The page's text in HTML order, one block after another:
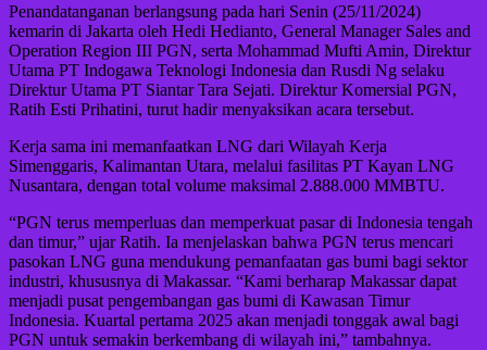
Penandatanganan berlangsung pada hari Senin (25/11/2024)
kemarin di Jakarta oleh Hedi Hedianto, General Manager Sales and
Operation Region III PGN, serta Mohammad Mufti Amin, Direktur
Utama PT Indogawa Teknologi Indonesia dan Rusdi Ng selaku
Direktur Utama PT Siantar Tara Sejati. Direktur Komersial PGN,
Ratih Esti Prihatini, turut hadir menyaksikan acara tersebut.
Kerja sama ini memanfaatkan LNG dari Wilayah Kerja
Simenggaris, Kalimantan Utara, melalui fasilitas PT Kayan LNG
Nusantara, dengan total volume maksimal 2.888.000 MMBTU.
“PGN terus memperluas dan memperkuat pasar di Indonesia tengah
dan timur,” ujar Ratih. Ia menjelaskan bahwa PGN terus mencari
pasokan LNG guna mendukung pemanfaatan gas bumi bagi sektor
industri, khususnya di Makassar. “Kami berharap Makassar dapat
menjadi pusat pengembangan gas bumi di Kawasan Timur
Indonesia. Kuartal pertama 2025 akan menjadi tonggak awal bagi
PGN untuk semakin berkembang di wilayah ini,” tambahnya.